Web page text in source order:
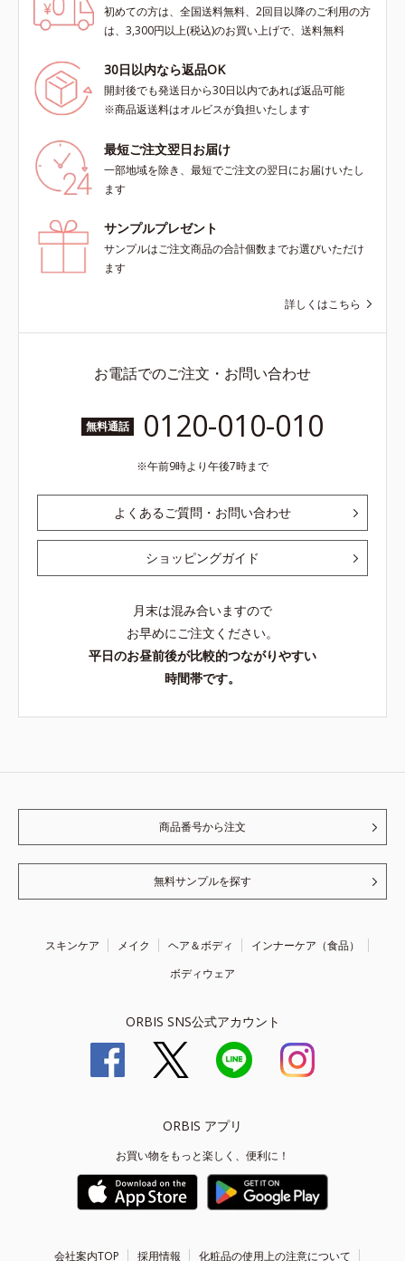
初めての方は、全国送料無料、2回目以降のご利用の方
は、3,300円以上(税込)のお買い上げで、送料無料
30日以内なら返品OK
開封後でも発送日から30日以内であれば返品可能
※商品返送料はオルビスが負担いたします
最短ご注文翌日お届け
一部地域を除き、最短でご注文の翌日にお届けいたし
ます
サンプルプレゼント
サンプルはご注文商品の合計個数までお選びいただけ
ます
詳しくはこちら
お電話でのご注文・お問い合わせ
無料通話 0120-010-010
午前9時より午後7時まで
よくあるご質問・お問い合わせ
ショッピングガイド
月末は混み合いますので
お早めにご注文ください。
平日のお昼前後が比較的つながりやすい
時間帯です。
商品番号から注文
無料サンプルを探す
スキンケア メイク ヘア＆ボディ
インナーケア（食品）
ボディウェア
ORBIS SNS公式アカウント
ORBIS アプリ
お買い物をもっと楽しく、便利に！
会社案内TOP 採用情報 化粧品の使用上の注意について